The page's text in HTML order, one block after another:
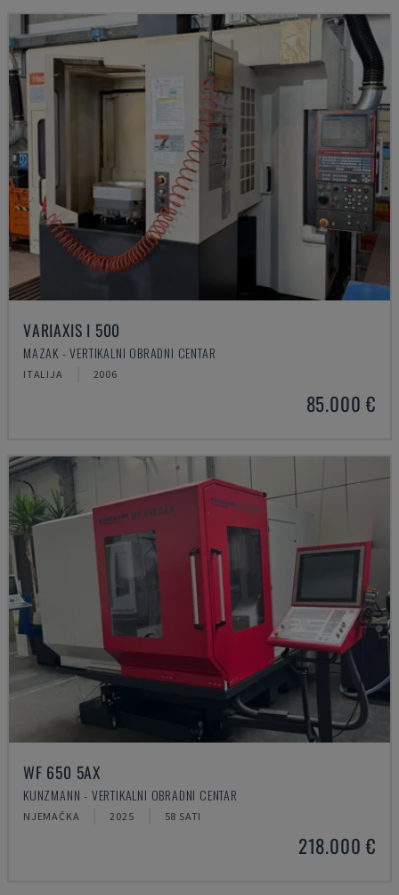
VARIAXIS I 500
MAZAK - VERTIKALNI OBRADNI CENTAR
ITALIJA 2006
85.000 €
WF 650 5AX
KUNZMANN - VERTIKALNI OBRADNI CENTAR
NJEMAČKA 2025 58 SATI
218.000 €